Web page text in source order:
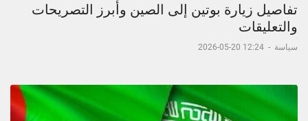
تفاصيل زيارة بوتين إلى الصين وأبرز التصريحات
والتعليقات
سياسة -
12:24 20-05-2026